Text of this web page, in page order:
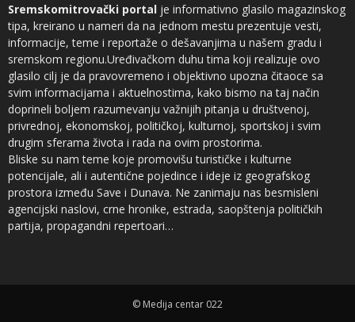
Sremskomitrovački portal je informativno glasilo magazinskog
tipa, kreirano u nameri da na jednom mestu prezentuje vesti,
informacije, teme i reportaže o dešavanjima u našem gradu i
sremskom regionu.Uređivačkom duhu tima koji realizuje ovo
glasilo cilj je da pravovremeno i objektivno upozna čitaoce sa
svim informacijama i aktuelnostima, kako bismo na taj način
doprineli boljem razumevanju važnijih pitanja u društvenoj,
privrednoj, ekonomskoj, političkoj, kulturnoj, sportskoj i svim
drugim sferama života i rada na ovim prostorima.
Bliske su nam teme koje promovišu turističke i kulturne
potencijale, ali i autentične pojedince i ideje iz geografskog
prostora između Save i Dunava. Ne zanimaju nas besmisleni
agencijski naslovi, crne hronike, estrada, saopštenja političkih
partija, propagandni repertoari…
teme koje su od značaja za čitaoce.
© Medija centar 022